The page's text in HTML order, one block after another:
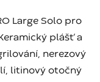
Large Solo pro
plášť a
nerezový
litinový otočný